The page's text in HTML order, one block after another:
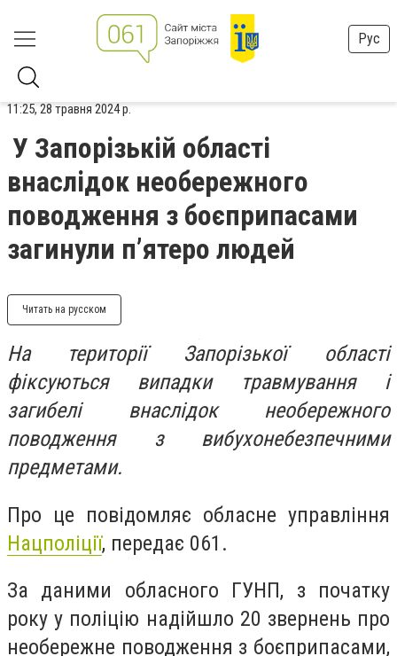
Рус
11:25, 28 травня 2024 р.
У Запорізькій області
внаслідок необережного
поводження з боєприпасами
загинули п’ятеро людей
Читать на русском
На території Запорізької області
фіксуються випадки травмування і
загибелі внаслідок необережного
поводження з вибухонебезпечними
предметами.
Про це повідомляє обласне управління
Нацполіції, передає 061.
За даними обласного ГУНП, з початку
року у поліцію надійшло 20 звернень про
необережне поводження з боєприпасами,